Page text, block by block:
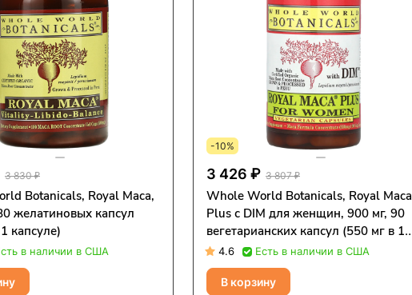
3 830 ₽
Botanicals, Royal Maca,
желатиновых капсул
капсуле)
в наличии в США
-10%
3 426 ₽ 3 807 ₽
Whole World Botanicals, Royal Maca
Plus с DIM для женщин, 900 мг, 90
вегетарианских капсул (550 мг в 1
капсуле)
4.6 Есть в наличии в США
В корзину